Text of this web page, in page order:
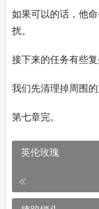
如果可以的话，他
扰。
接下来的任务有些复
我们先清理掉周围的
第七章完。
英伦玫瑰